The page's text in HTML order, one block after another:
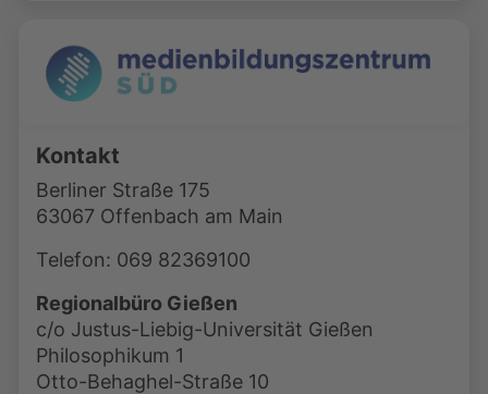
Kontakt
Berliner Straße 175
63067 Offenbach am Main
Telefon: 069 82369100
Regionalbüro Gießen
c/o Justus-Liebig-Universität Gießen
Philosophikum 1
Otto-Behaghel-Straße 10